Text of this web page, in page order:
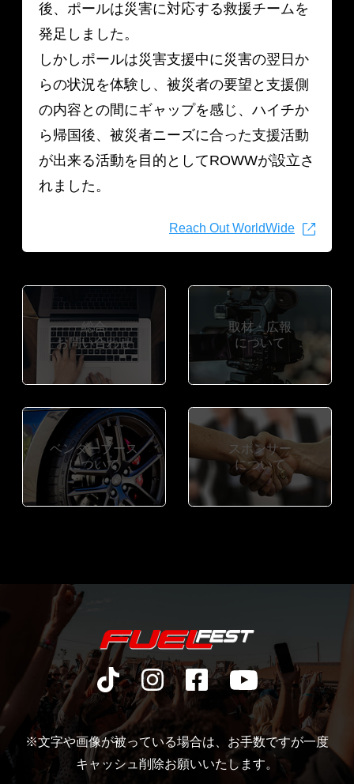
後、ポールは災害に対応する救援チームを
発足しました。
しかしポールは災害支援中に災害の翌日か
らの状況を体験し、被災者の要望と支援側
の内容との間にギャップを感じ、ハイチか
ら帰国後、被災者ニーズに合った支援活動
が出来る活動を目的としてROWWが設立さ
れました。
Reach Out WorldWide
総合
お問い合わせ
取材・広報
について
ベンダーブース
について
スポンサー
について
※文字や画像が被っている場合は、お手数ですが一度
キャッシュ削除お願いいたします。